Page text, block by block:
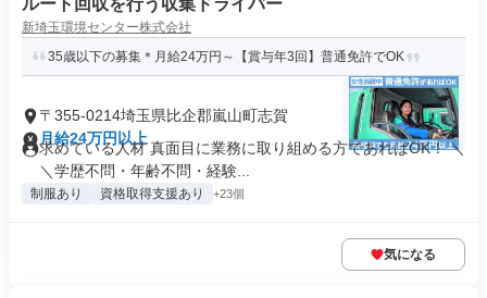
ルート回収を行う収集ドライバー
新埼玉環境センター株式会社
35歳以下の募集＊月給24万円～【賞与年3回】普通免許でOK
〒355-0214埼玉県比企郡嵐山町志賀
月給24万円以上
求めている人材 真面目に業務に取り組める方であればOK！ ＼
＼学歴不問・年齢不問・経験...
制服あり 資格取得支援あり +23個
気になる